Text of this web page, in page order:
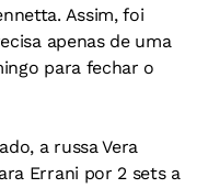
Assim, foi
apenas de uma
para fechar o
a russa Vera
Errani por 2 sets a